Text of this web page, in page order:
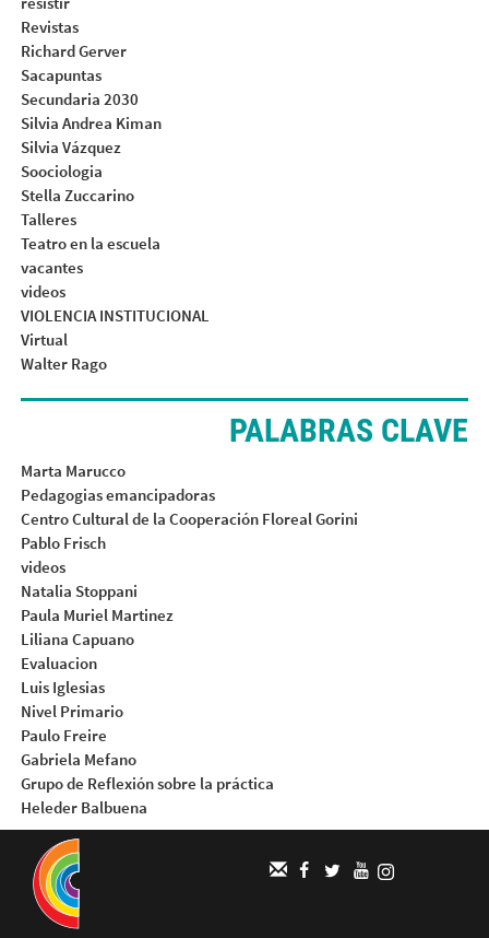
Revistas
Richard Gerver
Sacapuntas
Secundaria 2030
Silvia Andrea Kiman
Silvia Vázquez
Soociologia
Stella Zuccarino
Talleres
Teatro en la escuela
vacantes
videos
VIOLENCIA INSTITUCIONAL
Virtual
Walter Rago
PALABRAS CLAVE
Marta Marucco
Pedagogias emancipadoras
Centro Cultural de la Cooperación Floreal Gorini
Pablo Frisch
videos
Natalia Stoppani
Paula Muriel Martinez
Liliana Capuano
Evaluacion
Luis Iglesias
Nivel Primario
Paulo Freire
Gabriela Mefano
Grupo de Reflexión sobre la práctica
Heleder Balbuena